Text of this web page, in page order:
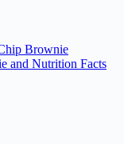
Brownie
and Nutrition Facts